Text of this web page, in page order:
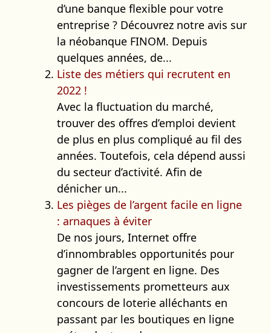
d’une banque flexible pour votre
entreprise ? Découvrez notre avis sur
la néobanque FINOM. Depuis
quelques années, de...
Liste des métiers qui recrutent en
2022 !
Avec la fluctuation du marché,
trouver des offres d’emploi devient
de plus en plus compliqué au fil des
années. Toutefois, cela dépend aussi
du secteur d’activité. Afin de
dénicher un...
Les pièges de l’argent facile en ligne
: arnaques à éviter
De nos jours, Internet offre
d’innombrables opportunités pour
gagner de l’argent en ligne. Des
investissements prometteurs aux
concours de loterie alléchants en
passant par les boutiques en ligne